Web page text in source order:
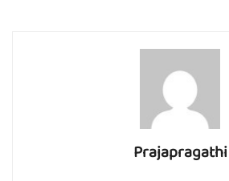
Prajapragathi